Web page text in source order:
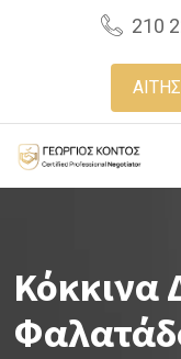
210
Κόκκινα